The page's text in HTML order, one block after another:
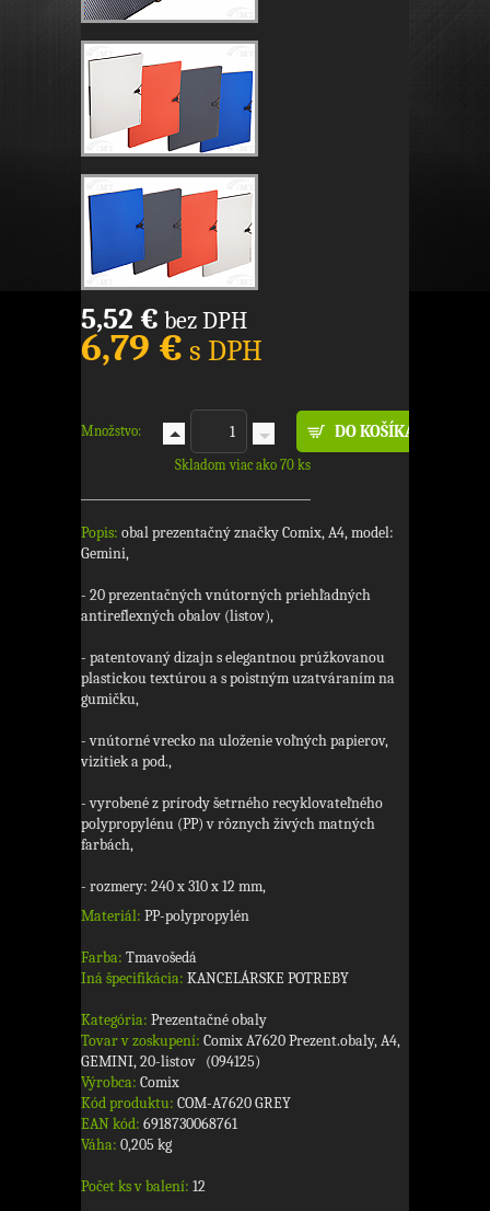
5,52 € bez DPH
6,79 € s DPH
Množstvo:
Skladom viac ako 70 ks
Popis: obal prezentačný značky Comix, A4, model:
Gemini,
- 20 prezentačných vnútorných priehľadných
antireflexných obalov (listov),
- patentovaný dizajn s elegantnou prúžkovanou
plastickou textúrou a s poistným uzatváraním na
gumičku,
- vnútorné vrecko na uloženie voľných papierov,
vizitiek a pod.,
- vyrobené z prírody šetrného recyklovateľného
polypropylénu (PP) v rôznych živých matných
farbách,
- rozmery: 240 x 310 x 12 mm,
Materiál: PP-polypropylén
Farba: Tmavošedá
Iná špecifikácia: KANCELÁRSKE POTREBY
Kategória: Prezentačné obaly
Tovar v zoskupení: Comix A7620 Prezent.obaly, A4,
GEMINI, 20-listov (094125)
Výrobca: Comix
Kód produktu: COM-A7620 GREY
EAN kód: 6918730068761
Váha: 0,205 kg
Počet ks v balení: 12